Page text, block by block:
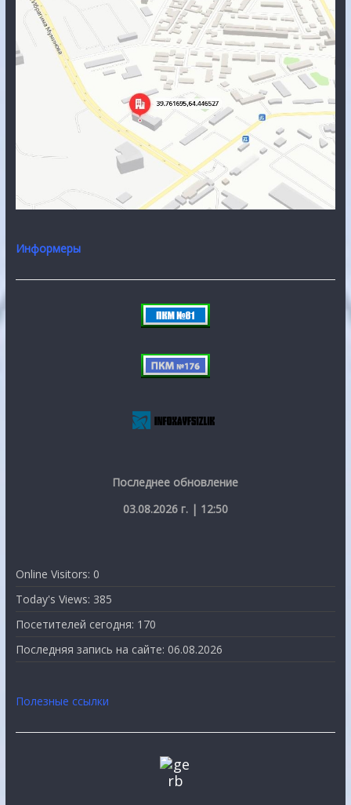
Информеры
Последнее обновление
03.08.2026 г. | 12:50
Online Visitors: 0
Today's Views: 385
Посетителей сегодня: 170
Последняя запись на сайте: 06.08.2026
Полезные ссылки